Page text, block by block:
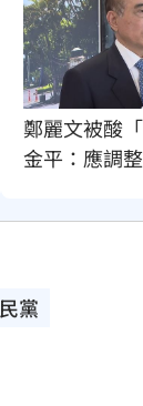
鄭麗文被酸
金平：應調整
黨